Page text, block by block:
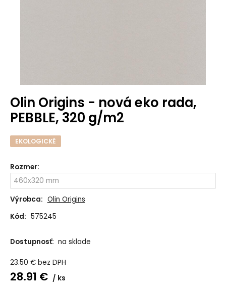
Olin Origins - nová eko rada,
PEBBLE, 320 g/m2
EKOLOGICKĚ
Rozmer:
Výrobca: Olin Origins
Kód: 575245
Dostupnosť: na sklade
23.50 € bez DPH
28.91 € ks